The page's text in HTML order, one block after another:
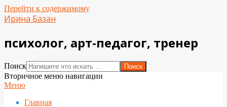
Перейти к содержимому
Ирина Базан
психолог, арт-педагог, тренер
Поиск
Вторичное меню навигации
Меню
Главная